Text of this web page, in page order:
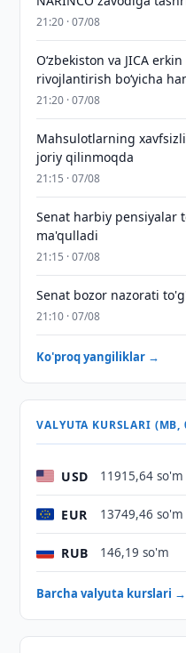
21:20 · 07/08
Oʻzbekiston va JICA
rivojlantirish boʻyicha
21:20 · 07/08
Mahsulotlarning
joriy qilinmoqda
21:15 · 07/08
Senat harbiy pensiyalar
ma'qulladi
21:15 · 07/08
Senat bozor nazorati
21:10 · 07/08
Ko'proq yangiliklar →
VALYUTA KURSLARI
USD 11915,64 so'm
EUR 13749,46 so'm
RUB 146,19 so'm
Barcha valyuta kurslari →